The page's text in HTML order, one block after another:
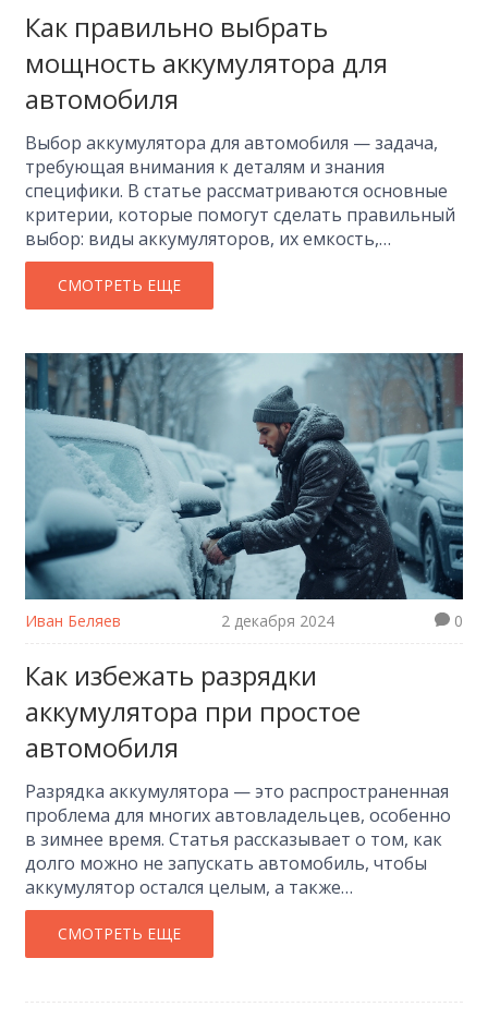
Как правильно выбрать
мощность аккумулятора для
автомобиля
Выбор аккумулятора для автомобиля — задача,
требующая внимания к деталям и знания
специфики. В статье рассматриваются основные
критерии, которые помогут сделать правильный
выбор: виды аккумуляторов, их емкость,
напряжение и параметры, которые стоит
принимать в учет. Знание этих нюансов позволит
избежать проблем с запуском двигателя,
советы от экспертов и реальные примеры из
жизни автомобилистов. Отправьтесь в магазин с
уверенностью и вернитесь с покупкой, которая
вас не подведет.
СМОТРЕТЬ ЕЩЕ
Иван Беляев 2 декабря 2024 0
Как избежать разрядки
аккумулятора при простое
автомобиля
Разрядка аккумулятора — это распространенная
проблема для многих автовладельцев, особенно
в зимнее время. Статья рассказывает о том, как
долго можно не запускать автомобиль, чтобы
аккумулятор остался целым, а также
предоставляет советы по его сохранению в
хорошем состоянии. Вы узнаете, какие факторы
влияют на разрядку и как можно продлить срок
СМОТРЕТЬ ЕЩЕ